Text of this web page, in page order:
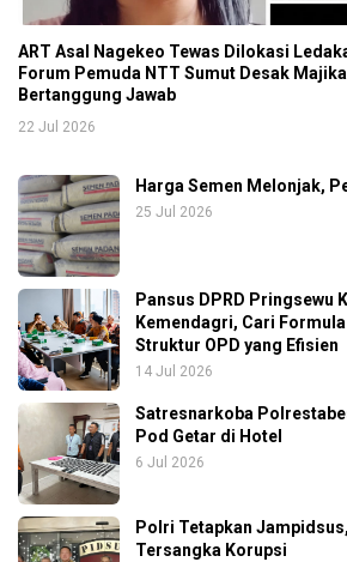
ART Asal Nagekeo Tewas Dilokasi
Forum Pemuda NTT Sumut Desak
Bertanggung Jawab
22 Jul 2026
Harga Semen Melonjak,
25 Jul 2026
Pansus DPRD Pringsewu
Kemendagri, Cari
Struktur OPD yang Efisien
14 Jul 2026
Satresnarkoba
Pod Getar di Hotel
6 Jul 2026
Polri Tetapkan
Tersangka Korupsi